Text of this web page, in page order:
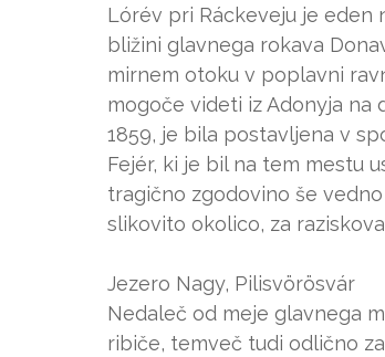
Lórév pri Ráckeveju je eden
bližini glavnega rokava
mirnem otoku v poplavni
mogoče videti iz Adonyja na
1859, je bila postavljena v
Fejér, ki je bil na tem mestu
tragično zgodovino še
slikovito okolico, za
Jezero Nagy, Pilisvörösvár
Nedaleč od meje glavnega
ribiče, temveč tudi odlično